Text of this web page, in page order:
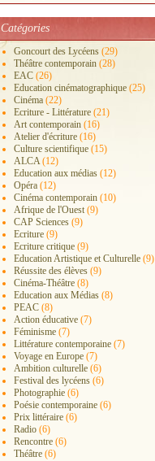
Catégories
Goncourt des Lycéens (29)
Théâtre contemporain (28)
EAC (26)
Education cinématographique (25)
Cinéma (22)
Ecriture - Littérature (21)
Art contemporain (16)
Atelier d'écriture (16)
Culture scientifique (15)
ALCA(12)
Education aux médias (12)
Opéra (12)
Cinéma contemporain (10)
Afrique de l'Ouest (9)
CAP Sciences (9)
Ecriture (9)
Ecriture critique (9)
Education Artistique et Culturelle (9)
Réussite des élèves (9)
Cinéma-Théâtre (8)
Education aux Médias (8)
PEAC (8)
Action éducative (7)
Féminisme (7)
Littérature contemporaine (7)
Voyage en Europe (7)
Ambition culturelle (6)
Festival des lycéens (6)
Photographie (6)
Poésie contemporaine (6)
Prix littéraire (6)
Radio (6)
Rencontre (6)
Théâtre (6)